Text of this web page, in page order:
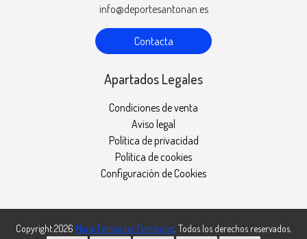
info@deportesantonan.es
Contacta
Apartados Legales
Condiciones de venta
Aviso legal
Política de privacidad
Política de cookies
Configuración de Cookies
Copyright 2026 María Fernández Fernández . Todos los derechos reservados.